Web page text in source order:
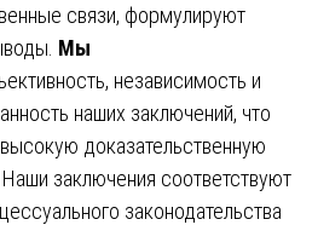
связи, формулируют
Мы
независимость и
наших заключений, что
доказательственную
заключения соответствуют
законодательства